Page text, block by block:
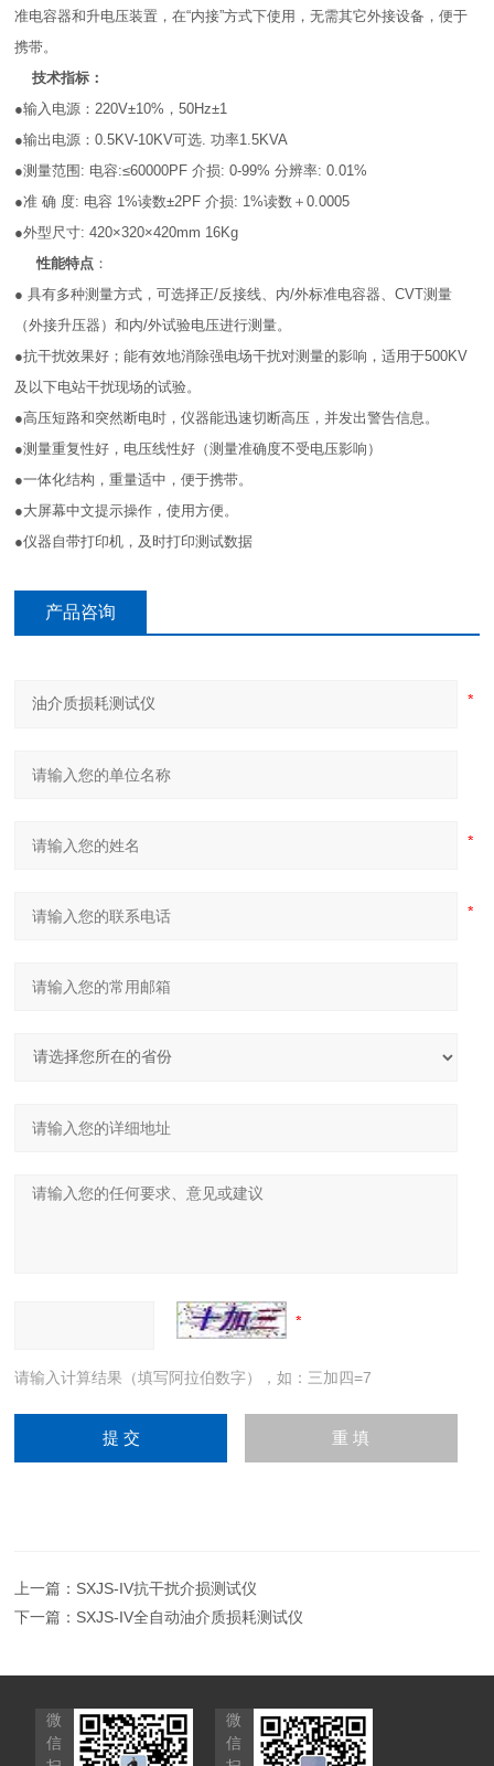
准电容器和升电压装置，在“内接”方式下使用，无需其它外接设备，便于
携带。
技术指标：
●输入电源：220V±10%，50Hz±1
●输出电源：0.5KV-10KV可选. 功率1.5KVA
●测量范围: 电容:≤60000PF 介损: 0-99% 分辨率: 0.01%
●准 确 度: 电容 1%读数±2PF 介损: 1%读数＋0.0005
●外型尺寸: 420×320×420mm 16Kg
性能特点 ：
● 具有多种测量方式，可选择正/反接线、内/外标准电容器、CVT测量
（外接升压器）和内/外试验电压进行测量。
●抗干扰效果好；能有效地消除强电场干扰对测量的影响，适用于500KV
及以下电站干扰现场的试验。
●高压短路和突然断电时，仪器能迅速切断高压，并发出警告信息。
●测量重复性好，电压线性好（测量准确度不受电压影响）
●一体化结构，重量适中，便于携带。
●大屏幕中文提示操作，使用方便。
●仪器自带打印机，及时打印测试数据
产品咨询
请输入计算结果（填写阿拉伯数字），如：三加四=7
上一篇： SXJS-IV抗干扰介损测试仪
下一篇： SXJS-IV全自动油介质损耗测试仪
微
信
微
信